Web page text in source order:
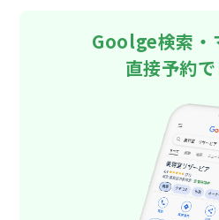
Goolge検索・
直接予約